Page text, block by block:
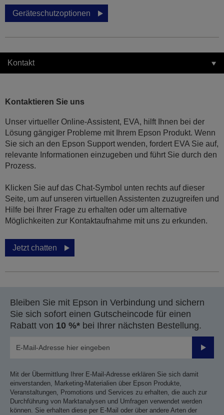
Geräteschutzoptionen
Kontakt
Kontaktieren Sie uns
Unser virtueller Online-Assistent, EVA, hilft Ihnen bei der
Lösung gängiger Probleme mit Ihrem Epson Produkt. Wenn
Sie sich an den Epson Support wenden, fordert EVA Sie auf,
relevante Informationen einzugeben und führt Sie durch den
Prozess.
Klicken Sie auf das Chat-Symbol unten rechts auf dieser
Seite, um auf unseren virtuellen Assistenten zuzugreifen und
Hilfe bei Ihrer Frage zu erhalten oder um alternative
Möglichkeiten zur Kontaktaufnahme mit uns zu erkunden.
Jetzt chatten
Bleiben Sie mit Epson in Verbindung und sichern
Sie sich sofort einen Gutscheincode für einen
Rabatt von 10 %* bei Ihrer nächsten Bestellung.
Mit der Übermittlung Ihrer E-Mail-Adresse erklären Sie sich damit
einverstanden, Marketing-Materialien über Epson Produkte,
Veranstaltungen, Promotions und Services zu erhalten, die auch zur
Durchführung von Marktanalysen und Umfragen verwendet werden
können. Sie erhalten diese per E-Mail oder über andere Arten der